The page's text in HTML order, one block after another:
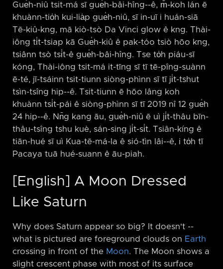
Gue̍h-niû tsit-má sī gue̍h-bâi-hîng-⁠-ê, m̄-koh lán ē
khuànn-tio̍h kui-lia̍p gue̍h-niû, sī in-uī i huán-siā
Tē-kiû-kng, mā kiò-tsò Da Vinci glow ê kng. Thài-
iông ti̍t-tsiap kā Gue̍h-kiû ê pak-tóo tsiò hōo kng,
tsiânn tsò tsi̍t-ê gue̍h-bâi-hîng. Tse to̍h piáu-sī
kóng, Thài-iông tsit-má it-tīng sī tī tē-pîng-suànn
ē-té, jī-tsáinn tsit-tiunn siòng-phìnn sī tī ji̍t-tshut
tsìn-tsîng hip-⁠-ê. Tsit-tiunn ē hōo lâng koh
khuànn tsi̍t-pái ê siòng-phìnn sī tī 2019 nî 12 gue̍h
24 hip-⁠-ê. Nn̄g kang āu, gue̍h-niû ē uì ji̍t-thâu bīn-
thâu-tsîng tshu kuè, sán-sing ji̍t-si̍t. Tsiân-kíng ê
tiān-hué sī uì Kua-tē-má-la ê sió-tìn lâi-⁠-ê, i to̍h tī
Pacaya tuā hué-suann ê āu-piah.
[English] A Moon Dressed
Like Saturn
Why does Saturn appear so big? It doesn't -⁠-
what is pictured are foreground clouds on Earth
crossing in front of the Moon. The Moon shows a
slight crescent phase with most of its surface